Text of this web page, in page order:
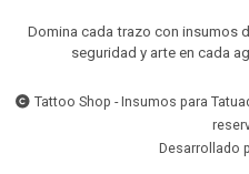
Domina cada trazo con insumos
seguridad y arte en cada
Tattoo Shop - Insumos para
Desarrollado